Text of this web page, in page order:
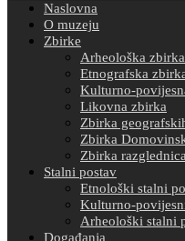
Naslovna
O muzeju
Zbirke
Arheološka zbirka
Etnografska
Kulturno-
Likovna zbirka
Zbirka
Zbirka
Zbirka
Stalni postav
Etnološki stalni
Kulturno-
Arheološki stalni
Događanja